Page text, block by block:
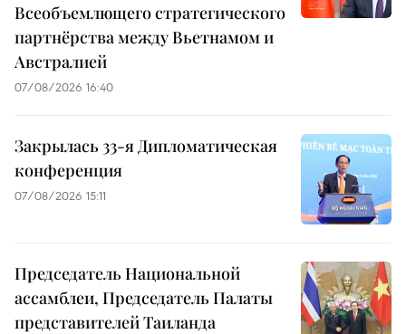
Всеобъемлющего стратегического
партнёрства между Вьетнамом и
Австралией
07/08/2026 16:40
Закрылась 33-я Дипломатическая
конференция
07/08/2026 15:11
Председатель Национальной
ассамблеи, Председатель Палаты
представителей Таиланда